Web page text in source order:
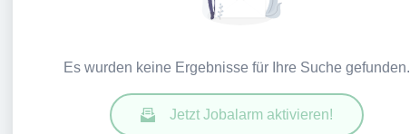
Es wurden keine Ergebnisse für Ihre Suche gefunden.
Jetzt Jobalarm aktivieren!